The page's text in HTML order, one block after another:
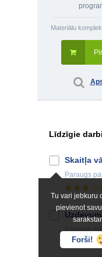
Materiālu
Līdzīgie darbi
Tu vari jebkuru
pievienot
Forši!
Skaitļa
Paraugs
Paraugs